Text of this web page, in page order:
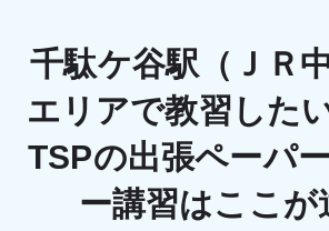
千駄ケ谷駅（ＪＲ
エリアで教習した
TSPの出張ペーパ
ー講習はここが